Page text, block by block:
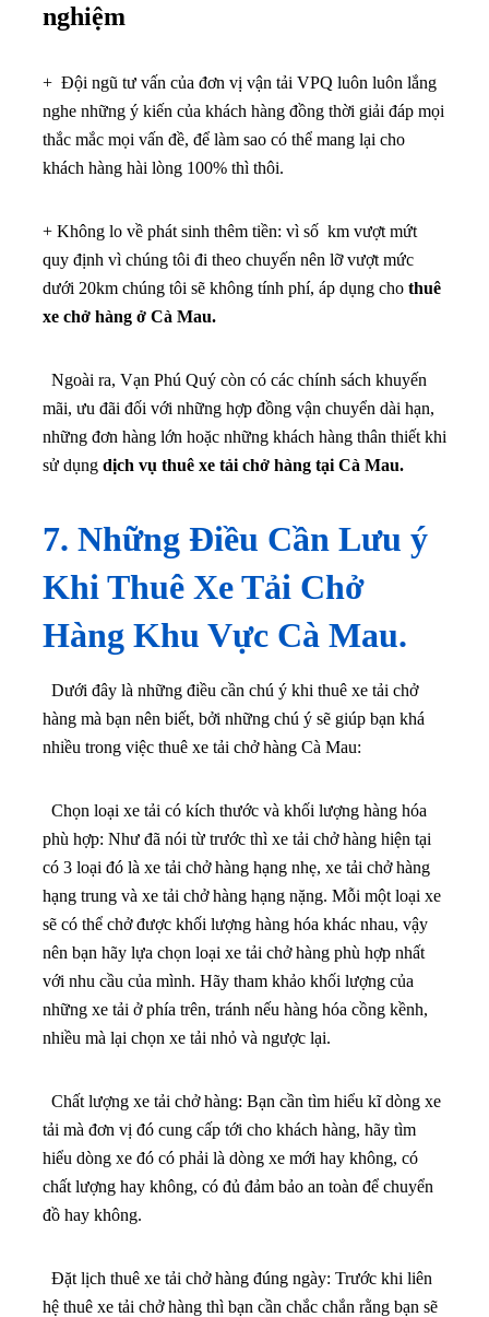
nghiệm
+ Đội ngũ tư vấn của đơn vị vận tải VPQ luôn luôn lắng
nghe những ý kiến của khách hàng đồng thời giải đáp mọi
thắc mắc mọi vấn đề, để làm sao có thể mang lại cho
khách hàng hài lòng 100% thì thôi.
+ Không lo về phát sinh thêm tiền: vì số km vượt mứt
quy định vì chúng tôi đi theo chuyến nên lỡ vượt mức
dưới 20km chúng tôi sẽ không tính phí, áp dụng cho thuê
xe chở hàng ở Cà Mau.
Ngoài ra, Vạn Phú Quý còn có các chính sách khuyến
mãi, ưu đãi đối với những hợp đồng vận chuyển dài hạn,
những đơn hàng lớn hoặc những khách hàng thân thiết khi
sử dụng dịch vụ thuê xe tải chở hàng tại Cà Mau.
7. Những Điều Cần Lưu ý
Khi Thuê Xe Tải Chở
Hàng Khu Vực Cà Mau.
Dưới đây là những điều cần chú ý khi thuê xe tải chở
hàng mà bạn nên biết, bởi những chú ý sẽ giúp bạn khá
nhiều trong việc thuê xe tải chở hàng Cà Mau:
Chọn loại xe tải có kích thước và khối lượng hàng hóa
phù hợp: Như đã nói từ trước thì xe tải chở hàng hiện tại
có 3 loại đó là xe tải chở hàng hạng nhẹ, xe tải chở hàng
hạng trung và xe tải chở hàng hạng nặng. Mỗi một loại xe
sẽ có thể chở được khối lượng hàng hóa khác nhau, vậy
nên bạn hãy lựa chọn loại xe tải chở hàng phù hợp nhất
với nhu cầu của mình. Hãy tham khảo khối lượng của
những xe tải ở phía trên, tránh nếu hàng hóa cồng kềnh,
nhiều mà lại chọn xe tải nhỏ và ngược lại.
Chất lượng xe tải chở hàng: Bạn cần tìm hiểu kĩ dòng xe
tải mà đơn vị đó cung cấp tới cho khách hàng, hãy tìm
hiểu dòng xe đó có phải là dòng xe mới hay không, có
chất lượng hay không, có đủ đảm bảo an toàn để chuyển
đồ hay không.
Đặt lịch thuê xe tải chở hàng đúng ngày: Trước khi liên
hệ thuê xe tải chở hàng thì bạn cần chắc chắn rằng bạn sẽ